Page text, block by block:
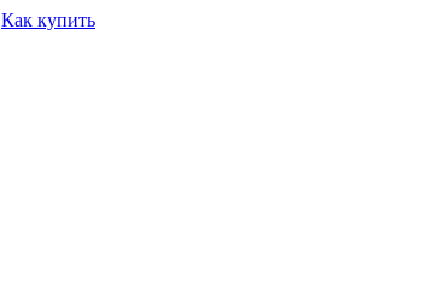
Как купить